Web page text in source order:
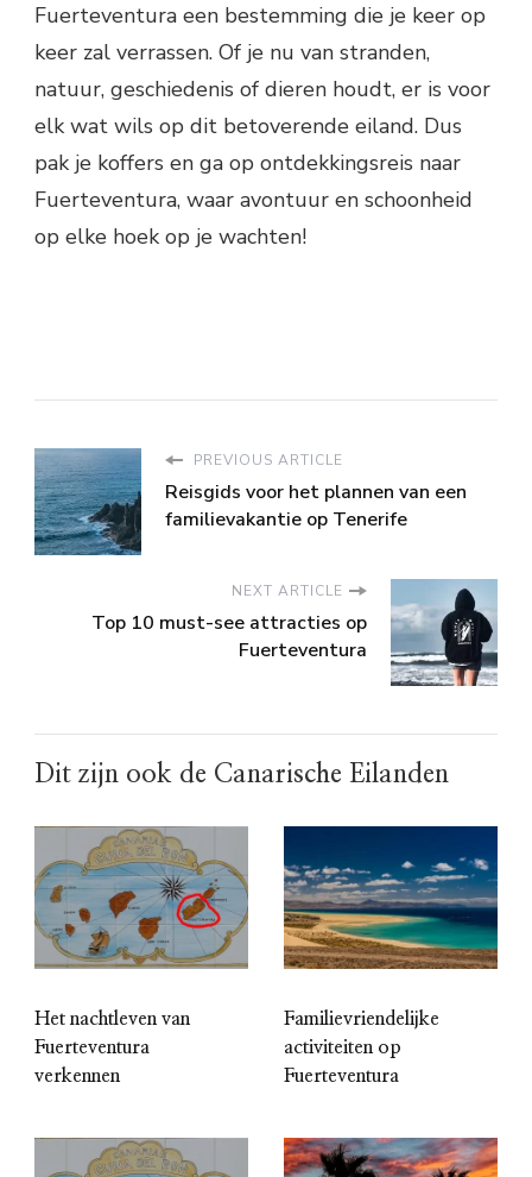
Fuerteventura een bestemming die je keer op
keer zal verrassen. Of je nu van stranden,
natuur, geschiedenis of dieren houdt, er is voor
elk wat wils op dit betoverende eiland. Dus
pak je koffers en ga op ontdekkingsreis naar
Fuerteventura, waar avontuur en schoonheid
op elke hoek op je wachten!
PREVIOUS ARTICLE
Reisgids voor het plannen van een
familievakantie op Tenerife
NEXT ARTICLE
Top 10 must-see attracties op
Fuerteventura
Dit zijn ook de Canarische Eilanden
Het nachtleven van
Fuerteventura
verkennen
Familievriendelijke
activiteiten op
Fuerteventura